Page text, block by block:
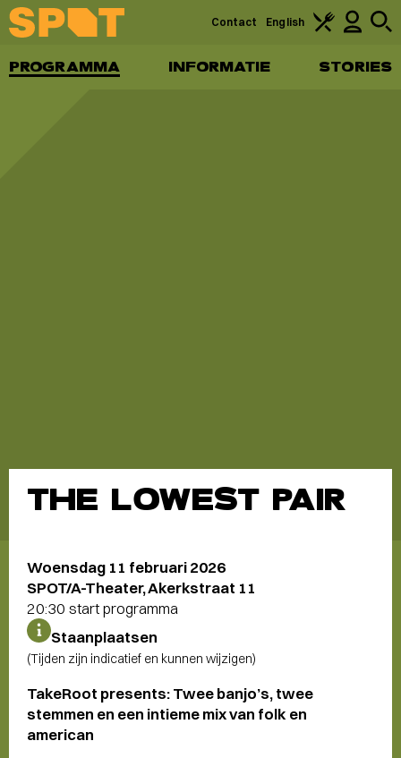
PROGRAMMA INFORMATIE STORIES
Contact English
THE LOWEST PAIR
Woensdag 11 februari 2026
SPOT/A-Theater, Akerkstraat 11
20:30 start programma
Staanplaatsen
(Tijden zijn indicatief en kunnen wijzigen)
TakeRoot presents: Twee banjo’s, twee
stemmen en een intieme mix van folk en
american